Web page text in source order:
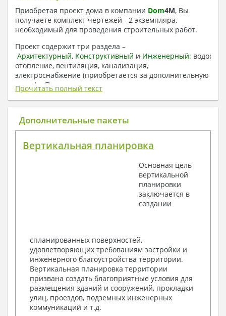
Приобретая проект дома в компании Dom4M, Вы
получаете комплект чертежей - 2 экземпляра,
необходимый для проведения строительных работ.
Проект содержит три раздела –
Архитектурный, Конструктивный и Инженерный:
отопление, вентиляция, канализация,
электроснабжение (приобретается за дополнительную
плату) + Пояснительная записка.
1. Архитектурный раздел:
Общие данные по проекту
Поэтажные маркировочные планы с
Разрезы и состав конструкций
Фасады с ведомостью внешних отделок
Элементы проемов – спецификация
Ведомость перемычек – сечения и
Архитектурные узлы в конструкциях
2. Конструктивный раздел:
Общие данные по проекту
Схемы расположения и расчеты фундаментов
Элементы каркаса – схемы расположения
Схема расположения перекрытий
Опоры перекрытия на стены или Узлы
Прочитать полный текст
Дополнительные пакеты
Вертикальная планировка
Основная цель
вертикальной
планировки
заключается в
создании
спланированных поверхностей,
удовлетворяющих требованиям застройки и
инженерного благоустройства территории.
Вертикальная планировка территории
призвана создать благоприятные условия для
размещения зданий и сооружений, прокладки
улиц, проездов, подземных инженерных
коммуникаций и т.д.